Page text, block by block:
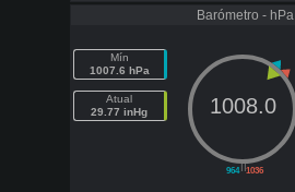
Barómetro - hPa
Mín
1007.6 hPa
Atual
29.77 inHg
||
964 1036
1008.0